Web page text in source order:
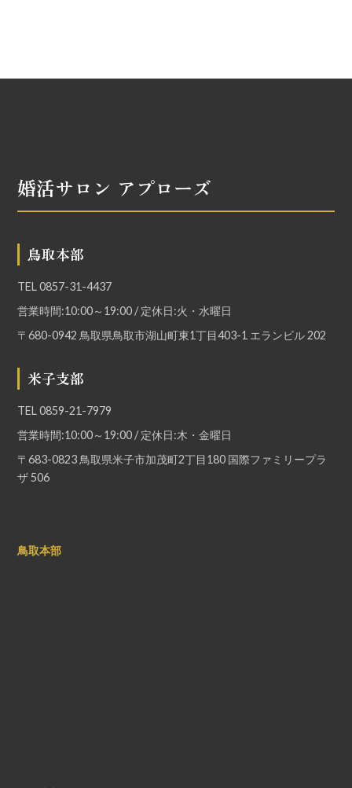
婚活サロン アプローズ
鳥取本部
TEL0857-31-4437
営業時間:10:00～19:00 / 定休日:火・水曜日
〒680-0942 鳥取県鳥取市湖山町東1丁目403-1 エランビル 202
米子支部
TEL0859-21-7979
営業時間:10:00～19:00 / 定休日:木・金曜日
〒683-0823 鳥取県米子市加茂町2丁目180 国際ファミリープラ
ザ 506
鳥取本部